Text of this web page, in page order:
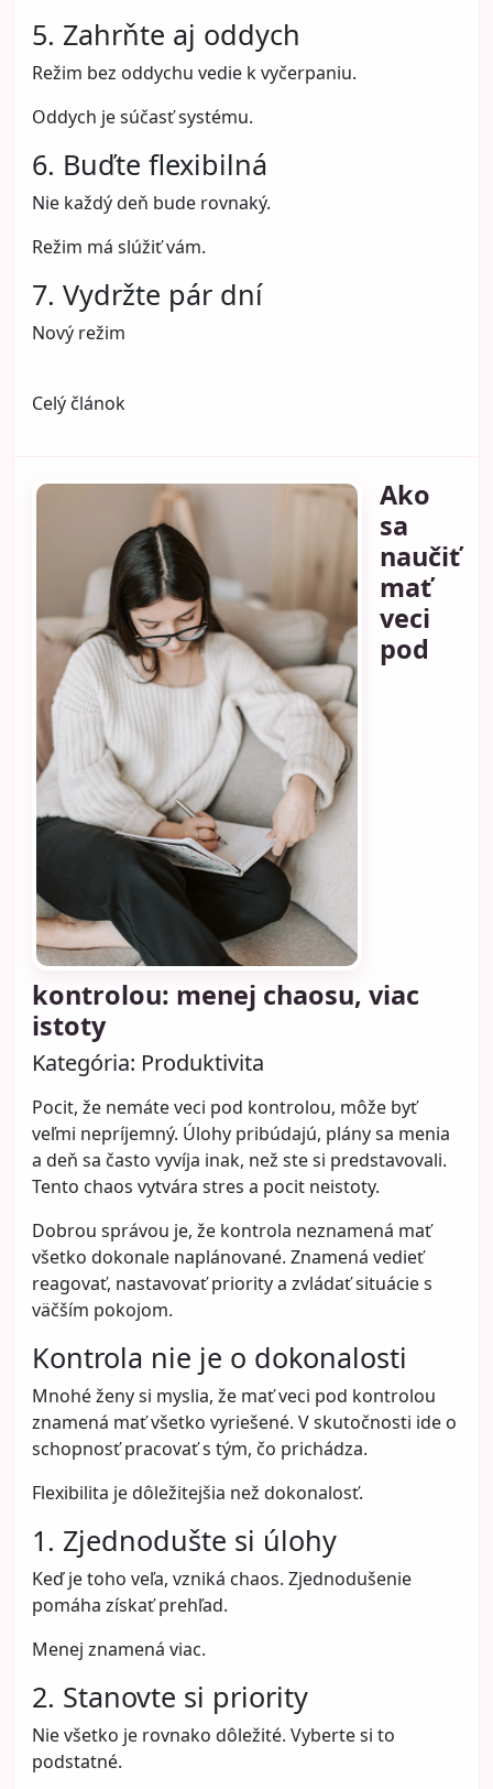
5. Zahrňte aj oddych
Režim bez oddychu vedie k vyčerpaniu.
Oddych je súčasť systému.
6. Buďte flexibilná
Nie každý deň bude rovnaký.
Režim má slúžiť vám.
7. Vydržte pár dní
Nový režim
Celý článok
Ako
sa
naučiť
mať
veci
pod
kontrolou: menej chaosu, viac
istoty
Kategória: Produktivita
Pocit, že nemáte veci pod kontrolou, môže byť
veľmi nepríjemný. Úlohy pribúdajú, plány sa menia
a deň sa často vyvíja inak, než ste si predstavovali.
Tento chaos vytvára stres a pocit neistoty.
Dobrou správou je, že kontrola neznamená mať
všetko dokonale naplánované. Znamená vedieť
reagovať, nastavovať priority a zvládať situácie s
väčším pokojom.
Kontrola nie je o dokonalosti
Mnohé ženy si myslia, že mať veci pod kontrolou
znamená mať všetko vyriešené. V skutočnosti ide o
schopnosť pracovať s tým, čo prichádza.
Flexibilita je dôležitejšia než dokonalosť.
1. Zjednodušte si úlohy
Keď je toho veľa, vzniká chaos. Zjednodušenie
pomáha získať prehľad.
Menej znamená viac.
2. Stanovte si priority
Nie všetko je rovnako dôležité. Vyberte si to
podstatné.